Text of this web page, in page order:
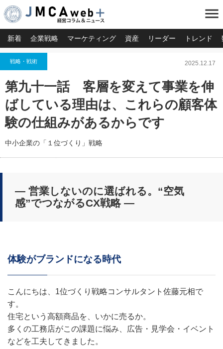
menu
新着 企業戦略 マーケティング 資産 リーダー トレンド
戦略・戦術 2025.12.17
第九十一話 客層を変えて事業を伸
ばしている理由は、これらの顧客体
験の仕組みがあるからです
中小企業の「１位づくり」戦略
― 営業しないのに選ばれる。“空気
感”でつながるCX戦略 ―
体験がブランドになる時代
こんにちは、1位づくり戦略コンサルタント佐藤元相で
す。
住宅という高額商品を、いかに売るか。
多くの工務店がこの課題に悩み、広告・見学会・イベント
などを工夫してきました。